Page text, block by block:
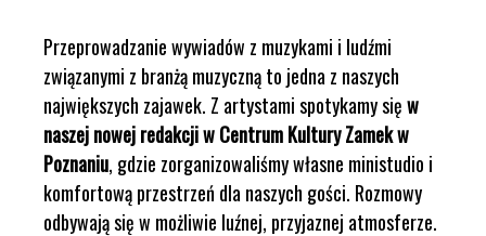
Przeprowadzanie wywiadów z muzykami i ludźmi
związanymi z branżą muzyczną to jedna z naszych
największych zajawek. Z artystami spotykamy sięw
naszej nowej redakcji w Centrum Kultury Zamek w
Poznaniu, gdzie zorganizowaliśmy własne ministudio i
komfortową przestrzeń dla naszych gości. Rozmowy
odbywają się w możliwie luźnej, przyjaznej atmosferze.